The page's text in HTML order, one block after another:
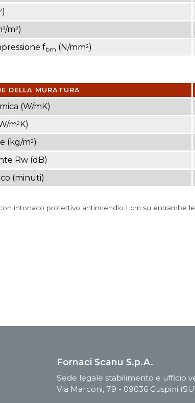
)
3/m2)
fbm (N/mm2)
DELLA MURATURA
(W/mK)
m2 K)
(kg/m2)
Rw (dB)
(minuti)
intonaco protettivo antincendio 1 cm su entrambe
Fornaci Scanu S.p.A.
Sede legale stabilimento e ufficio
Via Marconi, 79 - 09036 Guspini